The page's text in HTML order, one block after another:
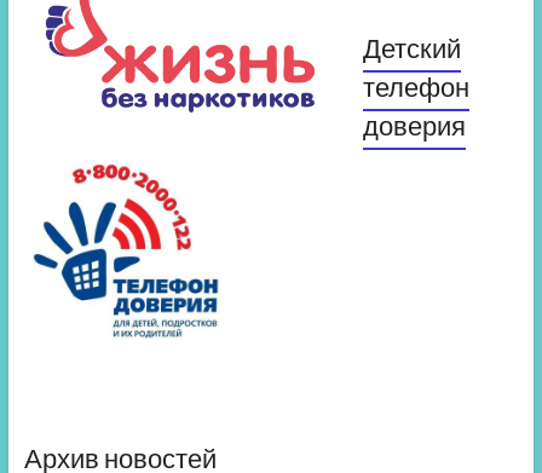
Детский
телефон
доверия
Архив новостей